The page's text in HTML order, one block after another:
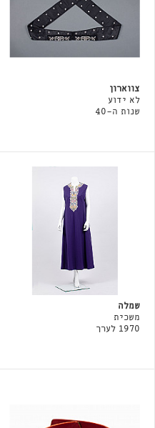
צווארון
לא ידוע
שנות ה-40
שמלה
משכית
1970 לערך